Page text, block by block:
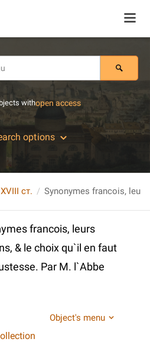
withopen access
options
ст.
francois, leurs
& le choix qu`il en faut
Par M. l`Abbe
Object's menu